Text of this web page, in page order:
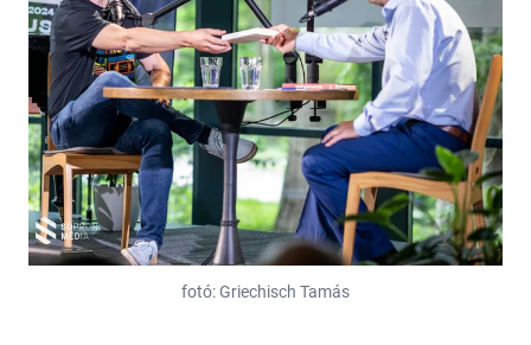
fotó: Griechisch Tamás